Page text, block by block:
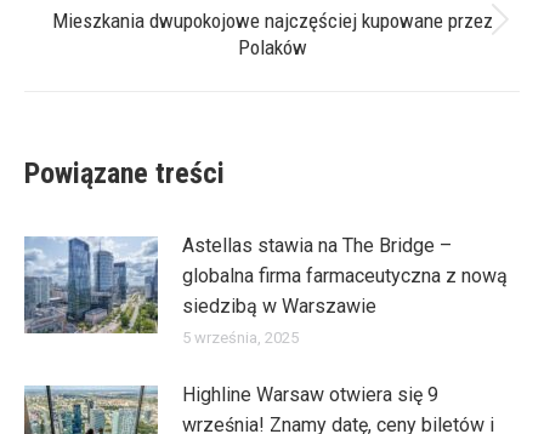
Następny
Mieszkania dwupokojowe najczęściej kupowane przez
Polaków
Powiązane treści
Astellas stawia na The Bridge –
globalna firma farmaceutyczna z nową
siedzibą w Warszawie
5 września, 2025
Highline Warsaw otwiera się 9
września! Znamy datę, ceny biletów i